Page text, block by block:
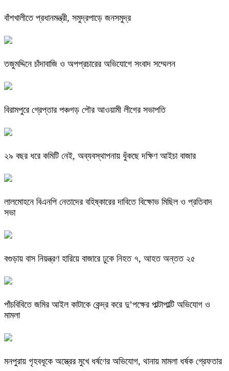
বাঁশখালীতে প্রধানমন্ত্রী, সমুদ্রপাড়ে জনসমুদ্র
তজুমদ্দিনে চাঁদাবাজি ও অপপ্রচারের অভিযোগে সংবাদ সম্মেলন
বিরামপুরে গ্রেপ্তার পঞ্চগড় পৌর আওয়ামী লীগের সভাপতি
২৯ বছর ধরে কমিটি নেই, অব্যবস্থাপনায় ধুঁকছে দক্ষিণ আইচা বাজার
লালমোহনে বিএনপি নেতাদের বহিষ্কারের দাবিতে বিক্ষোভ মিছিল ও প্রতিবাদ
সভা
বগুড়ায় বাস নিয়ন্ত্রণ হারিয়ে বাজারে ঢুকে নিহত ৭, আহত অন্তত ২৫
পাঁচবিবিতে জমির আইল কাটাকে কেন্দ্র করে দু’পক্ষের পাল্টাপাল্টি অভিযোগ ও
মামলা
মনপুরায় গৃহবধূকে অস্ত্রের মুখে ধর্ষণের অভিযোগ, থানায় মামলা ধর্ষক গ্রেফতার